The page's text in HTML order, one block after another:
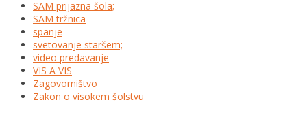
SAM prijazna šola;
SAM tržnica
spanje
svetovanje staršem;
video predavanje
VIS A VIS
Zagovorništvo
Zakon o visokem šolstvu